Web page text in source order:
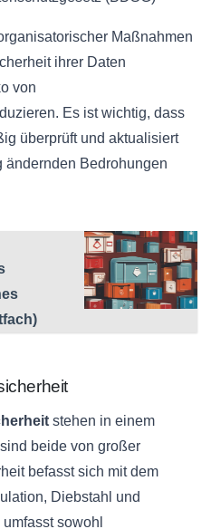
Maßnahmen
ihrer Daten
von
Es ist wichtig, dass
überprüft und aktualisiert
ändernden Bedrohungen
stehen in einem
beide von großer
befasst sich mit dem
Diebstahl und
sowohl